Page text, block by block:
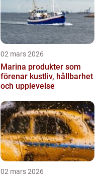
02 mars 2026
Marina produkter som
förenar kustliv, hållbarhet
och upplevelse
02 mars 2026